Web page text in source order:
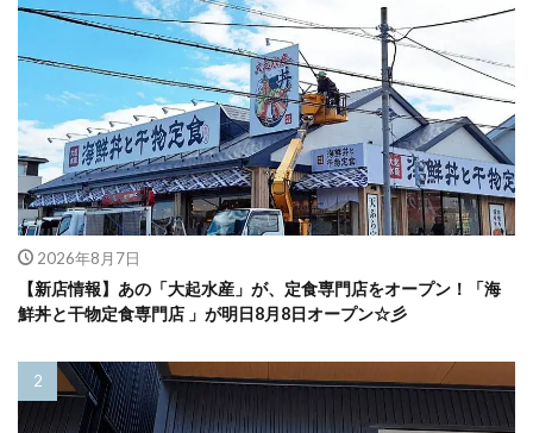
2026年8月7日
【新店情報】あの「大起水産」が、定食専門店をオープン！「海
鮮丼と干物定食専門店 」が明日8月8日オープン☆彡